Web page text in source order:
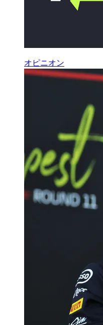
オピニオン